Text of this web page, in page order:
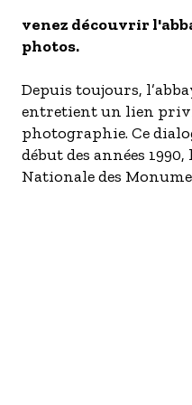
venez découvrir
photos.
Depuis toujours,
entretient un lien
photographie. Ce
début des années
Nationale des
plusieurs